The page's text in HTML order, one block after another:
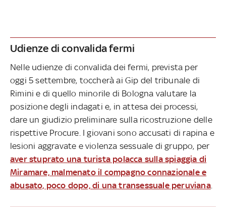
Udienze di convalida fermi
Nelle udienze di convalida dei fermi, prevista per
oggi 5 settembre, toccherà ai Gip del tribunale di
Rimini e di quello minorile di Bologna valutare la
posizione degli indagati e, in attesa dei processi,
dare un giudizio preliminare sulla ricostruzione delle
rispettive Procure. I giovani sono accusati di rapina e
lesioni aggravate e violenza sessuale di gruppo, per
aver stuprato una turista polacca sulla spiaggia di
Miramare, malmenato il compagno connazionale e
abusato, poco dopo, di una transessuale peruviana.